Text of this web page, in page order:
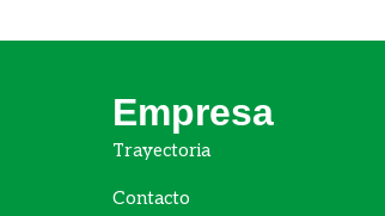
Empresa
Trayectoria
Contacto